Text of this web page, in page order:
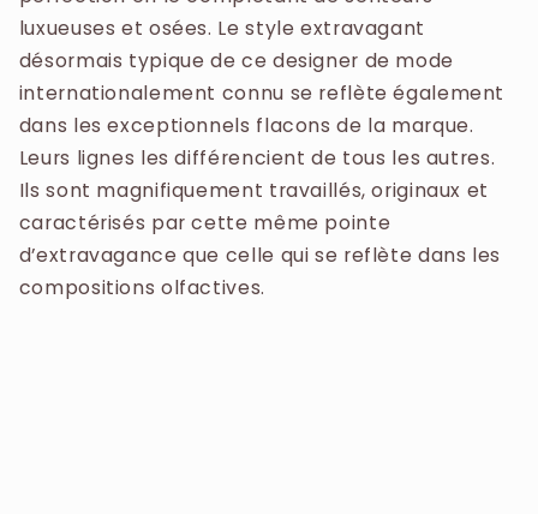
luxueuses et osées. Le style extravagant
désormais typique de ce designer de mode
internationalement connu se reflète également
dans les exceptionnels flacons de la marque.
Leurs lignes les différencient de tous les autres.
Ils sont magnifiquement travaillés, originaux et
caractérisés par cette même pointe
d’extravagance que celle qui se reflète dans les
compositions olfactives.​